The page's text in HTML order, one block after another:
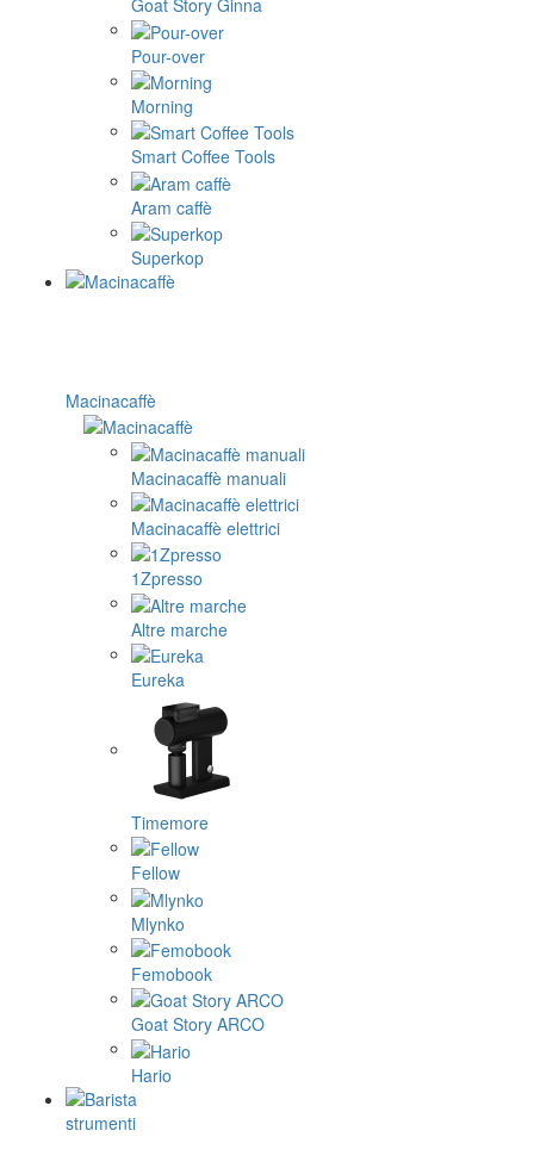
Goat Story Ginna
Pour-over
Morning
Smart Coffee Tools
Aram caffè
Superkop
Macinacaffè
Macinacaffè manuali
Macinacaffè elettrici
1Zpresso
Altre marche
Eureka
Timemore
Fellow
Mlynko
Femobook
Goat Story ARCO
Hario